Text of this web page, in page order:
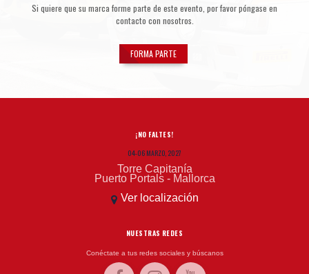
Si quiere que su marca forme parte de este evento, por favor póngase en
contacto con nosotros.
FORMA PARTE
¡NO FALTES!
04-06 MARZO, 2027
Torre Capitanía
Puerto Portals - Mallorca
Ver localización
NUESTRAS REDES
Conéctate a tus redes sociales y búscanos